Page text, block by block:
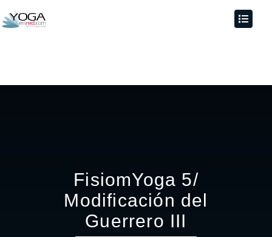
FisiomYoga 5/
Modificación del
Guerrero III